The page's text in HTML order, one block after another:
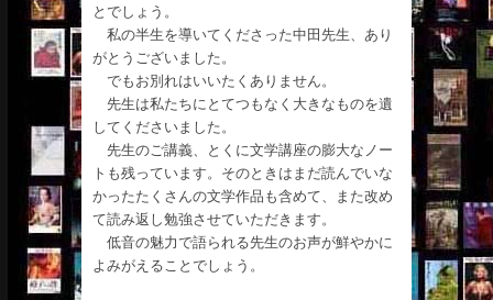
とでしょう。
私の半生を導いてくださった中田先生、あり
がとうございました。
でもお別れはいいたくありません。
先生は私たちにとてつもなく大きなものを遺
してくださいました。
先生のご講義、とくに文学講座の膨大なノー
トも残っています。そのときはまだ読んでいな
かったたくさんの文学作品も含めて、また改め
て読み返し勉強させていただきます。
低音の魅力で語られる先生のお声が鮮やかに
よみがえることでしょう。